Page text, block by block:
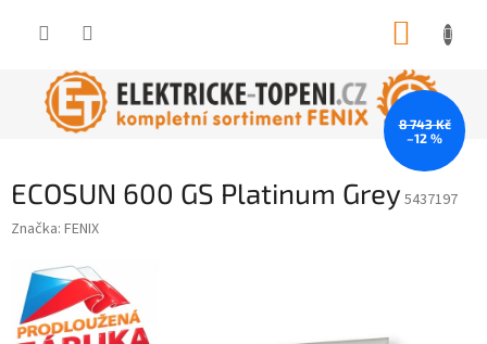
ECOSUN 600 GS Platinum Grey 5437197
Značka: FENIX
8 743 Kč
–12 %